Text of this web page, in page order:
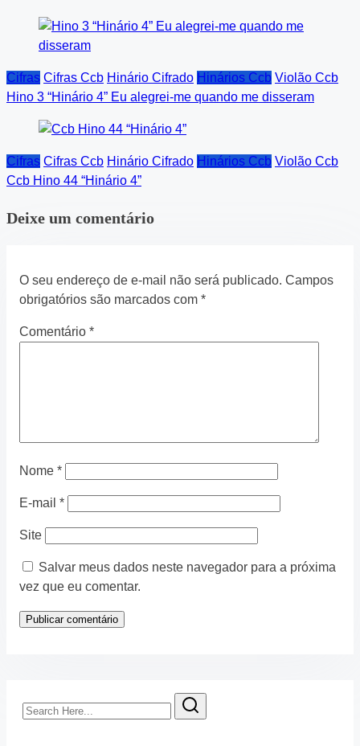
Cifras Cifras Ccb Hinário Cifrado Hinários Ccb Violão Ccb
Hino 3 “Hinário 4” Eu alegrei-me quando me disseram
Cifras Cifras Ccb Hinário Cifrado Hinários Ccb Violão Ccb
Ccb Hino 44 “Hinário 4”
Deixe um comentário
O seu endereço de e-mail não será publicado. Campos
obrigatórios são marcados com *
Comentário *
Nome *
E-mail *
Site
Salvar meus dados neste navegador para a próxima
vez que eu comentar.
Search
Here...